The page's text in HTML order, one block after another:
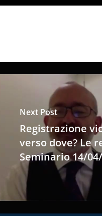
Next Post
Registrazione
verso dove? Le
Seminario 14/